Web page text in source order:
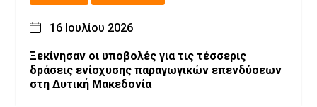
16 Ιουλίου 2026
Ξεκίνησαν οι υποβολές για τις τέσσερις
δράσεις ενίσχυσης παραγωγικών επενδύσεων
στη Δυτική Μακεδονία